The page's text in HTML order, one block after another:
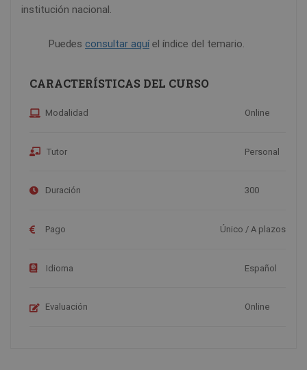
institución nacional.
Puedes consultar aquíel índice del temario.
CARACTERÍSTICAS DEL CURSO
Modalidad Online
Tutor Personal
Duración 300
Pago Único / A plazos
Idioma Español
Evaluación Online